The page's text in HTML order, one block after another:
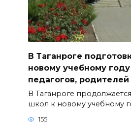
В Таганроге
новому учебному
педагогов,
В Таганроге
школ к новому учебному
155